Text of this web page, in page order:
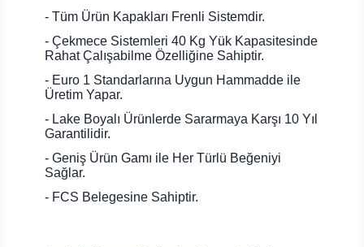
- Tüm Ürün Kapakları Frenli Sistemdir.
- Çekmece Sistemleri 40 Kg Yük Kapasitesinde
Rahat Çalışabilme Özelliğine Sahiptir.
- Euro 1 Standarlarına Uygun Hammadde ile
Üretim Yapar.
- Lake Boyalı Ürünlerde Sararmaya Karşı 10 Yıl
Garantilidir.
- Geniş Ürün Gamı ile Her Türlü Beğeniyi
Sağlar.
- FCS Belegesine Sahiptir.